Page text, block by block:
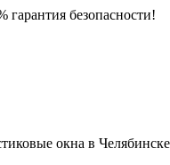
гарантия безопасности!
окна в Челябинске